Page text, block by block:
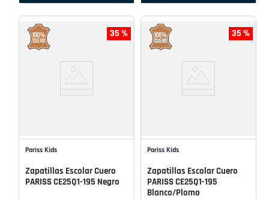
35 %
Pariss Kids
Zapatillas Escolar Cuero
PARISS CE25Q1-195 Negro
35 %
Pariss Kids
Zapatillas Escolar Cuero
PARISS CE25Q1-195
Blanco/Plomo